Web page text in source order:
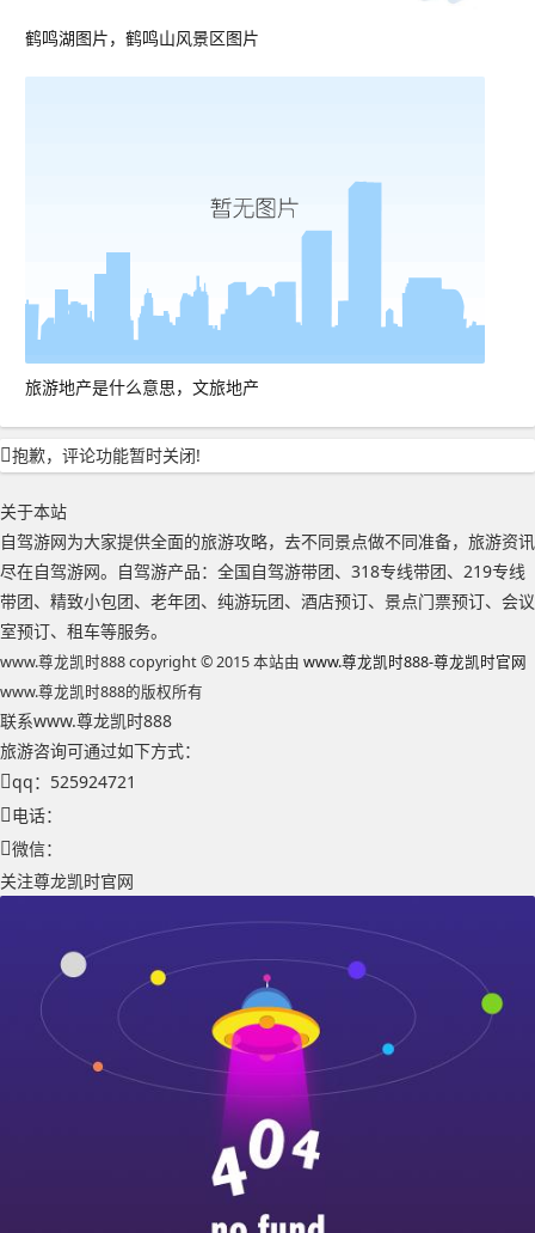
鹤鸣湖图片，鹤鸣山风景区图片
旅游地产是什么意思，文旅地产
抱歉，评论功能暂时关闭!
关于本站
自驾游网为大家提供全面的旅游攻略，去不同景点做不同准备，旅游资讯
尽在自驾游网。自驾游产品：全国自驾游带团、318专线带团、219专线
带团、精致小包团、老年团、纯游玩团、酒店预订、景点门票预订、会议
室预订、租车等服务。
www.尊龙凯时888 copyright © 2015 本站由 www.尊龙凯时888-尊龙凯时官网
www.尊龙凯时888的版权所有
联系www.尊龙凯时888
旅游咨询可通过如下方式：
qq：525924721
电话：
微信：
关注尊龙凯时官网